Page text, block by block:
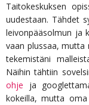
Taitokeskuksen
uudestaan. Tähdet
leivonpääsolmun ja
vaan plussaa, mutta
tekemistäni
Näihin tähtiin
ohje ja
kokeilla, mutta